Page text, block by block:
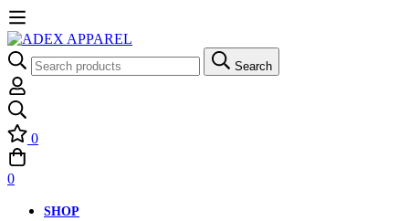
Search
0
0
SHOP